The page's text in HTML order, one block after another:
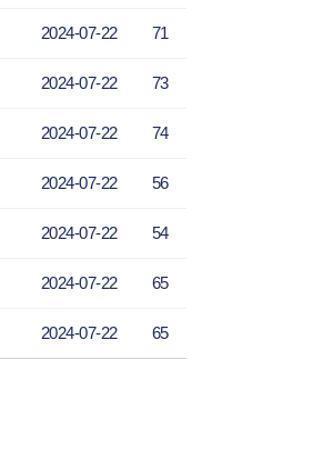
2024-07-22 71
2024-07-22 73
2024-07-22 74
2024-07-22 56
2024-07-22 54
2024-07-22 65
2024-07-22 65